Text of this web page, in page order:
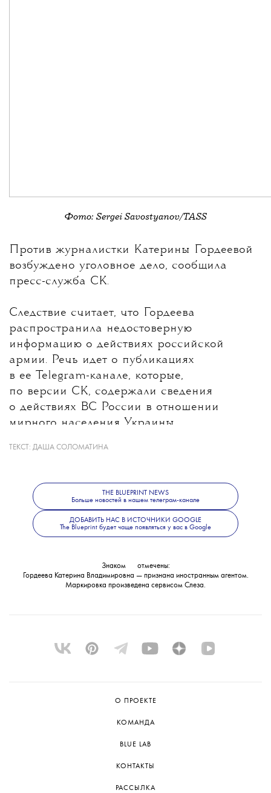
Фото: Sergei Savostyanov/TASS
Против журналистки Катерины Гордеевой
возбуждено уголовное дело, сообщила
пресс-служба СК.
Следствие считает, что Гордеева
распространила недостоверную
информацию о действиях российской
армии. Речь идет о публикациях
в ее Telegram-канале, которые,
по версии СК, содержали сведения
о действиях ВС России в отношении
мирного населения Украины.
Какие именно материалы стали
не уточнило. В Следственном комитете
также сообщили, что решается вопрос
об объявлении журналистки
в международный розыск.
ТЕКСТ: ДАША СОЛОМАТИНА
THE BLUEPRINT NEWS
Больше новостей в нашем телеграм-канале
ДОБАВИТЬ НАС В ИСТОЧНИКИ GOOGLE
The Blueprint будет чаще появляться у вас в Google
Знаком
отмечены:
Гордеева Катерина Владимировна — признана иностранным агентом.
Маркировка произведена сервисом Слеза.
О ПРОЕКТЕ
КОМАНДА
BLUE LAB
КОНТАКТЫ
РАССЫЛКА